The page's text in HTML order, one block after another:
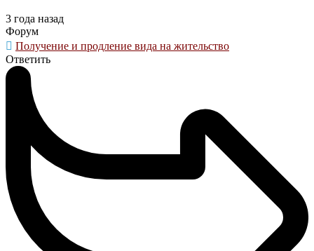
3 года назад
Форум
Получение и продление вида на жительство
Ответить